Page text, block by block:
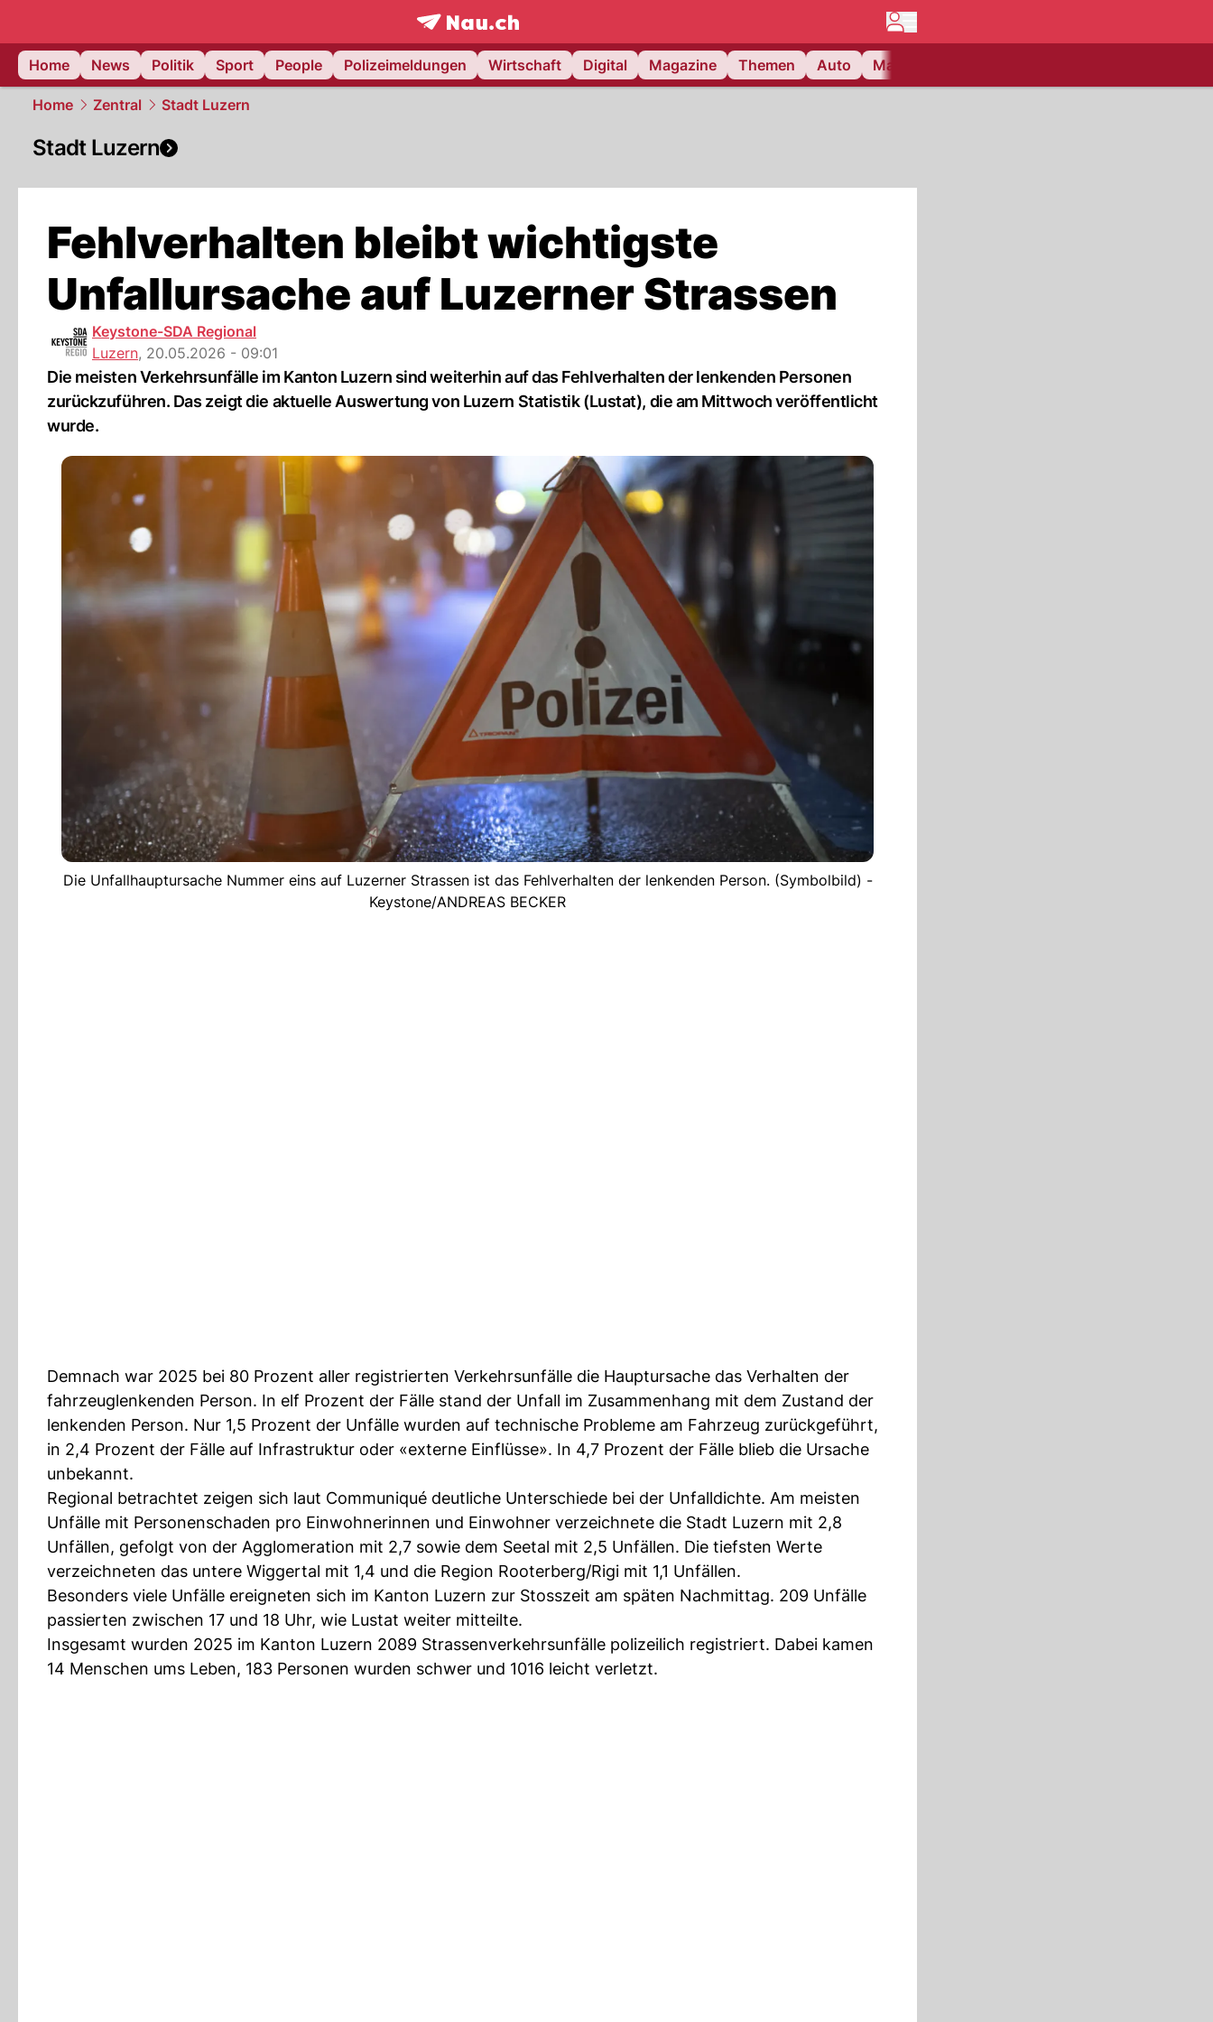
frontpage.NAU.ch
Home
News Politik Sport People Polizeimeldungen Wirtschaft Digital Magazine Themen Auto Matchcenter
Home Zentral Stadt Luzern
Stadt Luzern
Fehlverhalten bleibt wichtigste
Unfallursache auf Luzerner Strassen
Keystone-SDA Regional
Luzern, 20.05.2026 - 09:01
Die meisten Verkehrsunfälle im Kanton Luzern sind weiterhin auf das Fehlverhalten der lenkenden Personen
zurückzuführen. Das zeigt die aktuelle Auswertung von Luzern Statistik (Lustat), die am Mittwoch veröffentlicht
wurde.
Die Unfallhauptursache Nummer eins auf Luzerner Strassen ist das Fehlverhalten der lenkenden Person. (Symbolbild) -
Keystone/ANDREAS BECKER
Demnach war 2025 bei 80 Prozent aller registrierten Verkehrsunfälle die Hauptursache das Verhalten der
fahrzeuglenkenden Person. In elf Prozent der Fälle stand der Unfall im Zusammenhang mit dem Zustand der
lenkenden Person. Nur 1,5 Prozent der Unfälle wurden auf technische Probleme am Fahrzeug zurückgeführt,
in 2,4 Prozent der Fälle auf Infrastruktur oder «externe Einflüsse». In 4,7 Prozent der Fälle blieb die Ursache
unbekannt.
Regional betrachtet zeigen sich laut Communiqué deutliche Unterschiede bei der Unfalldichte. Am meisten
Unfälle mit Personenschaden pro Einwohnerinnen und Einwohner verzeichnete die Stadt Luzern mit 2,8
Unfällen, gefolgt von der Agglomeration mit 2,7 sowie dem Seetal mit 2,5 Unfällen. Die tiefsten Werte
verzeichneten das untere Wiggertal mit 1,4 und die Region Rooterberg/Rigi mit 1,1 Unfällen.
Besonders viele Unfälle ereigneten sich im Kanton Luzern zur Stosszeit am späten Nachmittag. 209 Unfälle
passierten zwischen 17 und 18 Uhr, wie Lustat weiter mitteilte.
Insgesamt wurden 2025 im Kanton Luzern 2089 Strassenverkehrsunfälle polizeilich registriert. Dabei kamen
14 Menschen ums Leben, 183 Personen wurden schwer und 1016 leicht verletzt.